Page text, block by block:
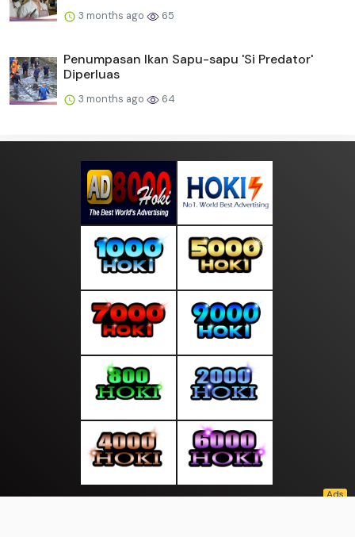
3 months ago 65
Penumpasan Ikan Sapu-sapu 'Si Predator'
Diperluas
3 months ago 64